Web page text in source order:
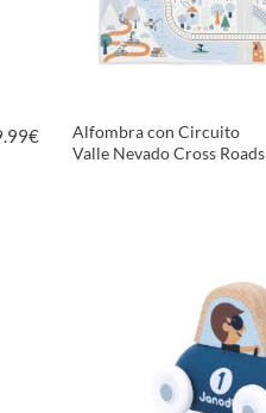
€
Alfombra con Circuito
Valle Nevado Cross Roads